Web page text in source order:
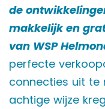
de
makkelijk en
van WSP
perfecte
connecties uit te
achtige wijze